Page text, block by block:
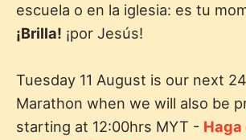
escuela o en la iglesia: es tu
¡Brilla! ¡por Jesús!
Tuesday 11 August is our next
Marathon when we will also be
starting at 12:00hrs MYT -